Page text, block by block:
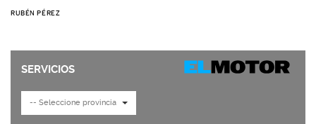
RUBÉN PÉREZ